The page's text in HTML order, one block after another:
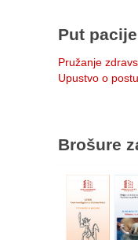
Put
Pružanje
Upustvo o
Brošure